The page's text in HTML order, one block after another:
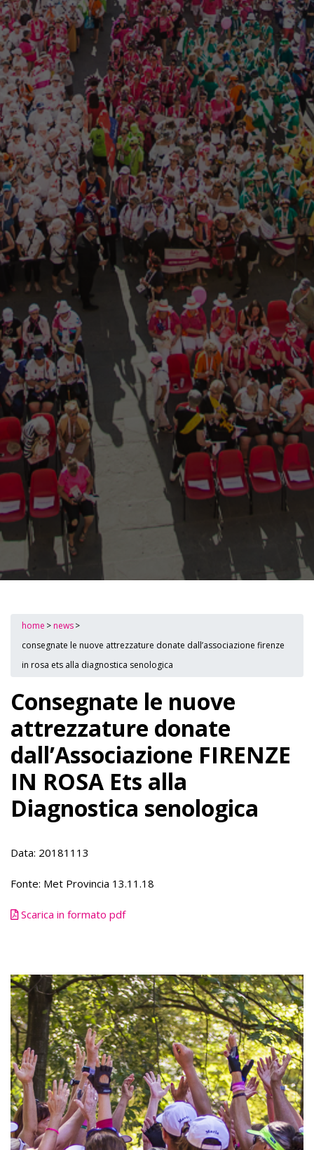
home > news>
consegnate le nuove attrezzature donate dall’associazione firenze
in rosa ets alla diagnostica senologica
Consegnate le nuove
attrezzature donate
dall’Associazione FIRENZE
IN ROSA Ets alla
Diagnostica senologica
Data: 20181113
Fonte: Met Provincia 13.11.18
Scarica in formato pdf